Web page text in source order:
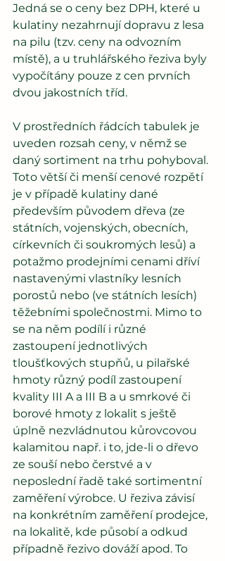
Jedná se o ceny bez DPH, které u
kulatiny nezahrnují dopravu z lesa
na pilu (tzv. ceny na odvozním
místě), a u truhlářského řeziva byly
vypočítány pouze z cen prvních
dvou jakostních tříd.
V prostředních řádcích tabulek je
uveden rozsah ceny, v němž se
daný sortiment na trhu pohyboval.
Toto větší či menší cenové rozpětí
je v případě kulatiny dané
především původem dřeva (ze
státních, vojenských, obecních,
církevních či soukromých lesů) a
potažmo prodejními cenami dříví
nastavenými vlastníky lesních
porostů nebo (ve státních lesích)
těžebními společnostmi. Mimo to
se na něm podílí i různé
zastoupení jednotlivých
tloušťkových stupňů, u pilařské
hmoty různý podíl zastoupení
kvality III A a III B a u smrkové či
borové hmoty z lokalit s ještě
úplně nezvládnutou kůrovcovou
kalamitou např. i to, jde-li o dřevo
ze souší nebo čerstvé a v
neposlední řadě také sortimentní
zaměření výrobce. U řeziva závisí
na konkrétním zaměření prodejce,
na lokalitě, kde působí a odkud
případně řezivo dováží apod. To